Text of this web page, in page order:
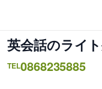
を
ス
キ
英会話のライ
TEL0868235885